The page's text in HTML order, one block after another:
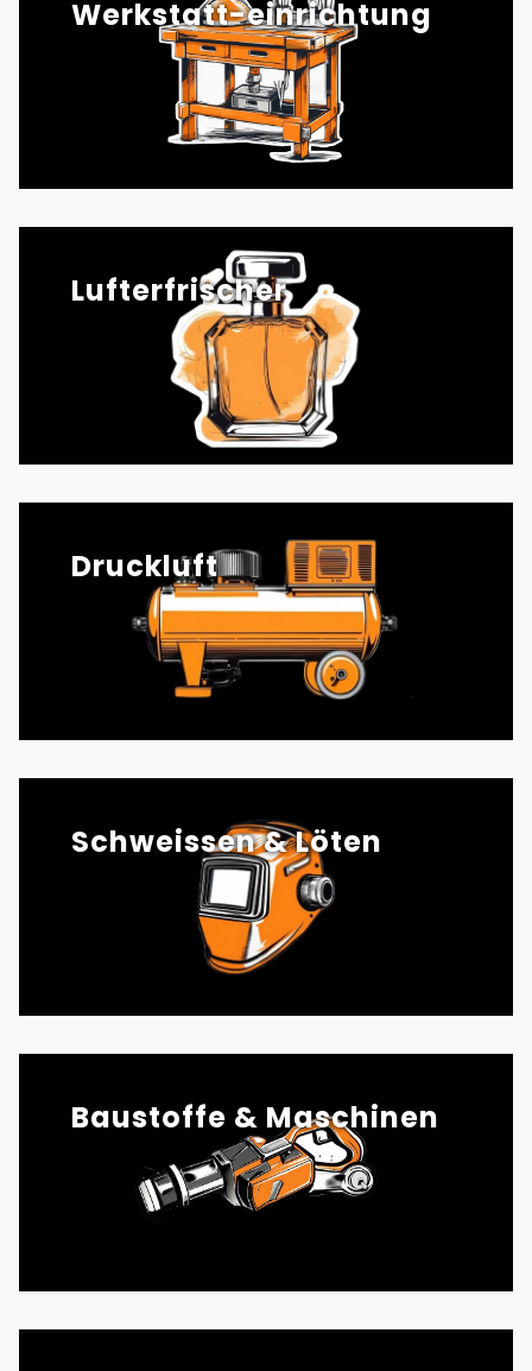
Werkstatt-einrichtung
Lufterfrischer
Druckluft
Schweissen & Löten
Baustoffe & Maschinen